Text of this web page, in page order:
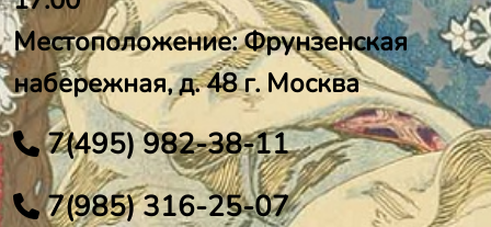
Местоположение: Фрунзенская
набережная, д. 48 г. Москва
7(495) 982-38-11
7(985) 316-25-07